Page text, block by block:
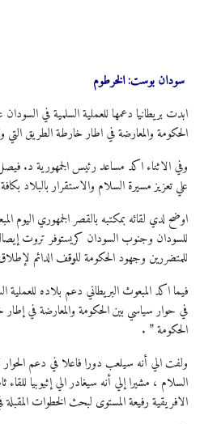
سودان بوست: الخرطوم
ابدت بريطانيا دعمها للعملية السلمية في
الحكومة والمعارضة في اطار خارطة الطريق التي
وفي الاثناء اكد مساعد رئيس الجمهورية د.
علي تعزيز مسيرة السلام والاستقرار بالبلاد
اوضح لدي لقائه بمكتبه بالقصر الجمهوري اليوم
للسودان وجنوب السودان كريستوفر تروت
للمتضررين وجهود الحكومة للوقف الدائم
فيما اكد المبعوث البريطاني دعم بلاده للعملية
في حوار سياسي بين الحكومة والمعارضة في إطار
الحكومة ” .
ولفت الي أنه سيلعب دورا فاعلا في دعم الحوار
السلام ، مشيرا إلي أنه سيغادر الي إثيوبيا للقاء
الافريقية رفيعة المستوى لبحث الخطوات